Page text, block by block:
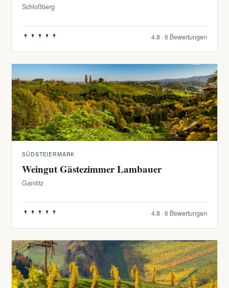
Schloßberg
4.8 · 6 Bewertungen
SÜDSTEIERMARK
Weingut Gästezimmer Lambauer
Gamlitz
4.8 · 6 Bewertungen